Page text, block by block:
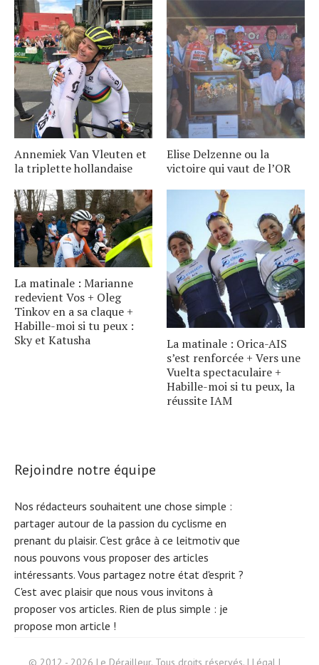
Annemiek Van Vleuten et
la triplette hollandaise
Elise Delzenne ou la
victoire qui vaut de l’OR
La matinale : Marianne
redevient Vos + Oleg
Tinkov en a sa claque +
Habille-moi si tu peux :
Sky et Katusha
La matinale : Orica-AIS
s’est renforcée + Vers une
Vuelta spectaculaire +
Habille-moi si tu peux, la
réussite IAM
Rejoindre notre équipe
Nos rédacteurs souhaitent une chose simple :
partager autour de la passion du cyclisme en
prenant du plaisir. C'est grâce à ce leitmotiv que
nous pouvons vous proposer des articles
intéressants. Vous partagez notre état d'esprit ?
C'est avec plaisir que nous vous invitons à
proposer vos articles. Rien de plus simple : je
propose mon article !
© 2012 - 2026 Le Dérailleur. Tous droits réservés. | Légal |
Search